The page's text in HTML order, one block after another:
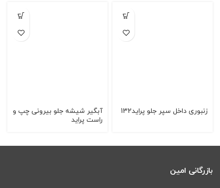
زنبوری داخل سپر جلو پراید132
آبگیر شیشه جلو بیرونی چپ و
راست پراید
بازرگانی امین